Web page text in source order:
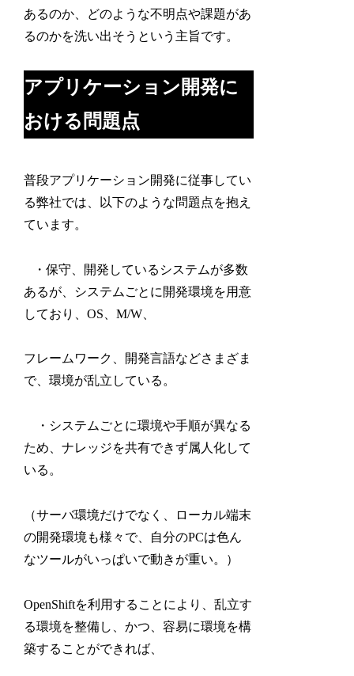
あるのか、どのような不明点や課題があ
るのかを洗い出そうという主旨です。
アプリケーション開発に
おける問題点
普段アプリケーション開発に従事してい
る弊社では、以下のような問題点を抱え
ています。
・保守、開発しているシステムが多数
あるが、システムごとに開発環境を用意
しており、OS、M/W、
フレームワーク、開発言語などさまざま
で、環境が乱立している。
・システムごとに環境や手順が異なる
ため、ナレッジを共有できず属人化して
いる。
（サーバ環境だけでなく、ローカル端末
の開発環境も様々で、自分のPCは色ん
なツールがいっぱいで動きが重い。）
OpenShiftを利用することにより、乱立す
る環境を整備し、かつ、容易に環境を構
築することができれば、